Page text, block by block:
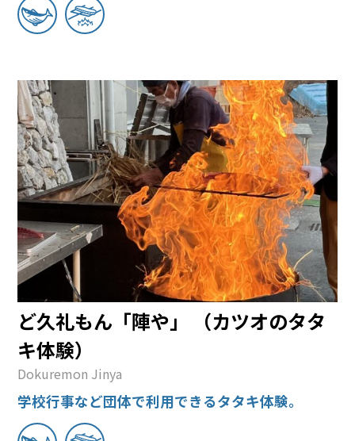
ど久礼もん「陣や」 （カツオのタタ
キ体験）
Dokuremon Jinya
学校行事など団体で利用できるタタキ体験。